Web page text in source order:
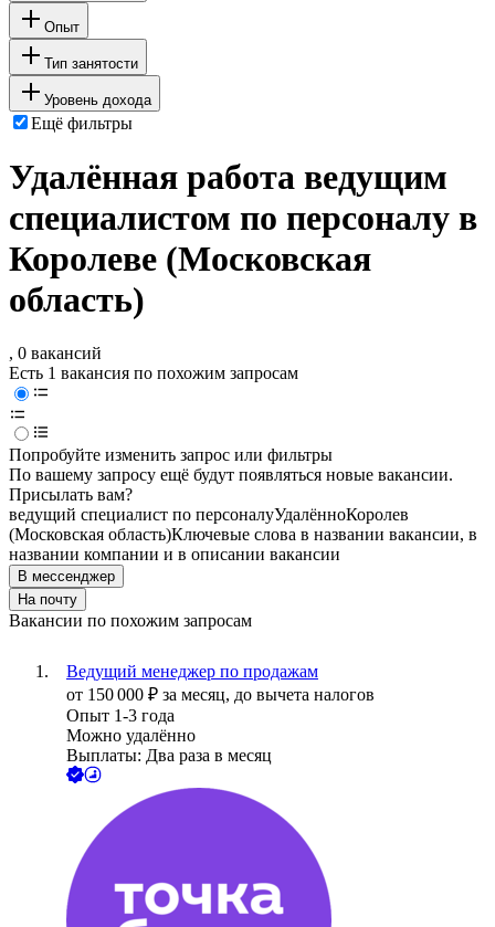
Опыт
Тип занятости
Уровень дохода
Ещё фильтры
Удалённая работа ведущим
специалистом по персоналу в
Королеве (Московская
область)
, 0 вакансий
Есть 1 вакансия по похожим запросам
Попробуйте изменить запрос или фильтры
По вашему запросу ещё будут появляться новые вакансии.
Присылать вам?
ведущий специалист по персоналуУдалённоКоролев
(Московская область)Ключевые слова в названии вакансии, в
названии компании и в описании вакансии
В мессенджер
На почту
Вакансии по похожим запросам
Ведущий менеджер по продажам
от 150 000 ₽ за месяц, до вычета налогов
Опыт 1-3 года
Можно удалённо
Выплаты: Два раза в месяц